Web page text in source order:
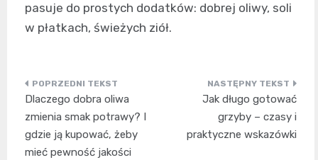
pasuje do prostych dodatków: dobrej oliwy, soli
w płatkach, świeżych ziół.
Nawigacja
wpisu
Dlaczego dobra oliwa
zmienia smak potrawy? I
gdzie ją kupować, żeby
mieć pewność jakości
Jak długo gotować
grzyby – czasy i
praktyczne wskazówki